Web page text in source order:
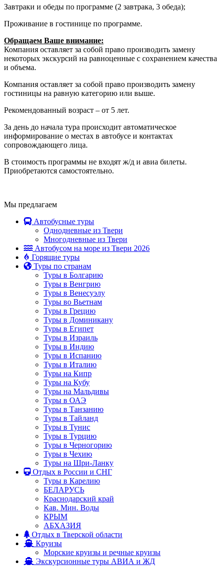
Завтраки и обеды по программе (2 завтрака, 3 обеда);
Проживание в гостинице по программе.
Обращаем Ваше внимание:
Компания оставляет за собой право производить замену
некоторых экскурсий на равноценные с сохранением качества
и объема.
Компания оставляет за собой право производить замену
гостиницы на равную категорию или выше.
Рекомендованный возраст – от 5 лет.
За день до начала тура происходит автоматическое
информирование о местах в автобусе и контактах
сопровождающего лица.
В стоимость программы не входят ж/д и авиа билеты.
Приобретаются самостоятельно.
Мы предлагаем
Автобусные туры
Однодневные из Твери
Многодневные из Твери
Автобусом на море из Твери 2026
Горящие туры
Туры по странам
Туры в Болгарию
Туры в Венгрию
Туры в Венесуэлу
Туры во Вьетнам
Туры в Грецию
Туры в Доминикану
Туры в Египет
Туры в Израиль
Туры в Индию
Туры в Испанию
Туры в Италию
Туры на Кипр
Туры на Кубу
Туры на Мальдивы
Туры в ОАЭ
Туры в Танзанию
Туры в Тайланд
Туры в Тунис
Туры в Турцию
Туры в Черногорию
Туры в Чехию
Туры на Шри-Ланку
Отдых в России и СНГ
Туры в Карелию
БЕЛАРУСЬ
Краснодарский край
Кав. Мин. Воды
КРЫМ
АБХАЗИЯ
Отдых в Тверской области
Круизы
Морские круизы и речные круизы
Экскурсионные туры АВИА и ЖД